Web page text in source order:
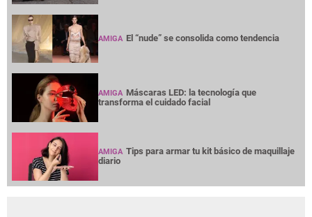
AMIGA El “nude” se consolida como tendencia
AMIGA Máscaras LED: la tecnología que
transforma el cuidado facial
AMIGA Tips para armar tu kit básico de maquillaje
diario